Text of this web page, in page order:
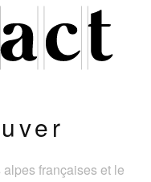
françaises et le